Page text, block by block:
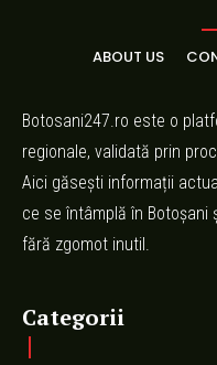
ABOUT US
Botosani247.ro este o
regionale, validată prin
Aici găsești informații
ce se întâmplă în Botoșani
fără zgomot inutil.
Categorii